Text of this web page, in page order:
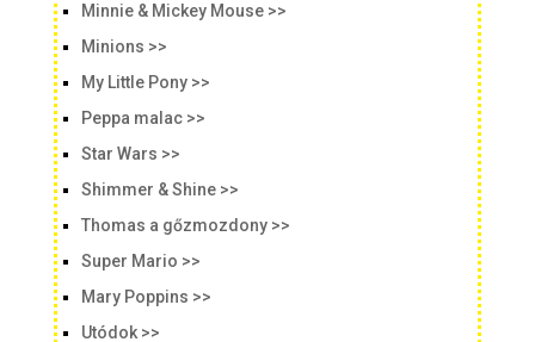
Minnie & Mickey Mouse >>
Minions >>
My Little Pony >>
Peppa malac >>
Star Wars >>
Shimmer & Shine >>
Thomas a gőzmozdony >>
Super Mario >>
Mary Poppins >>
Utódok >>